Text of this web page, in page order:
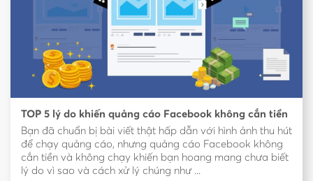
TOP 5 lý do khiến quảng cáo Facebook không cắn tiền
Bạn đã chuẩn bị bài viết thật hấp dẫn với hình ảnh thu hút
để chạy quảng cáo, nhưng quảng cáo Facebook không
cắn tiền và không chạy khiến bạn hoang mang chưa biết
lý do vì sao và cách xử lý chúng như ...